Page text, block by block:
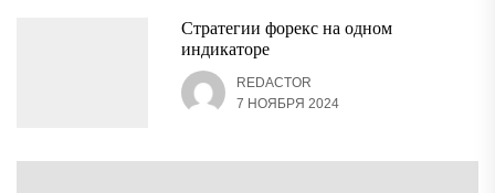
Стратегии форекс на одном
индикаторе
REDACTOR
7 НОЯБРЯ 2024